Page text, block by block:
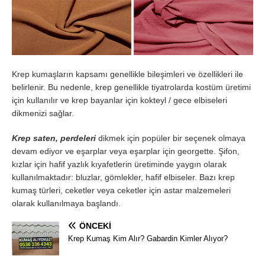
Krep kumaşların kapsamı genellikle bileşimleri ve özellikleri ile
belirlenir. Bu nedenle, krep genellikle tiyatrolarda kostüm üretimi
için kullanılır ve krep bayanlar için kokteyl / gece elbiseleri
dikmenizi sağlar.
Krep saten, perdeleri dikmek için popüler bir seçenek olmaya
devam ediyor ve eşarplar veya eşarplar için georgette. Şifon,
kızlar için hafif yazlık kıyafetlerin üretiminde yaygın olarak
kullanılmaktadır: bluzlar, gömlekler, hafif elbiseler. Bazı krep
kumaş türleri, ceketler veya ceketler için astar malzemeleri
olarak kullanılmaya başlandı.
ÖNCEKI
Krep Kumaş Kim Alır? Gabardin Kimler Alıyor?